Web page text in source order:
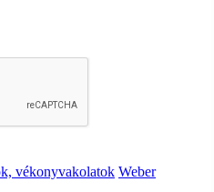
vékonyvakolatok Weber